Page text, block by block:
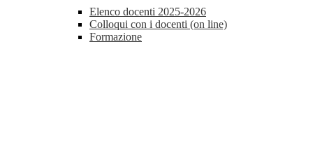
Elenco docenti 2025-2026
Colloqui con i docenti (on line)
Formazione